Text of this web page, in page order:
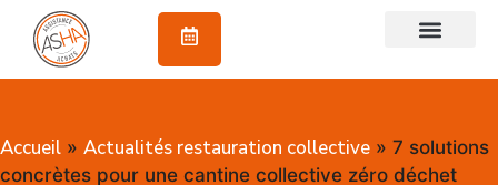
Accueil » Actualités restauration collective » 7 solutions
concrètes pour une cantine collective zéro déchet